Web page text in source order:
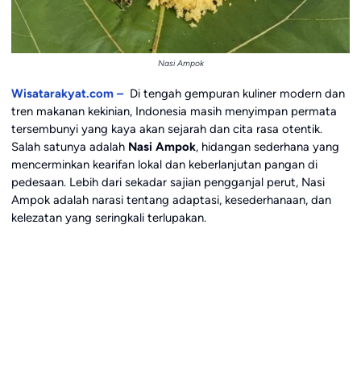
Nasi Ampok
Wisatarakyat.com – Di tengah gempuran kuliner modern dan
tren makanan kekinian, Indonesia masih menyimpan permata
tersembunyi yang kaya akan sejarah dan cita rasa otentik.
Salah satunya adalah Nasi Ampok, hidangan sederhana yang
mencerminkan kearifan lokal dan keberlanjutan pangan di
pedesaan. Lebih dari sekadar sajian pengganjal perut, Nasi
Ampok adalah narasi tentang adaptasi, kesederhanaan, dan
kelezatan yang seringkali terlupakan.